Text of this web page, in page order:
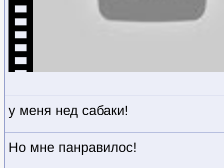
у меня нед сабаки!
Но мне панравилос!